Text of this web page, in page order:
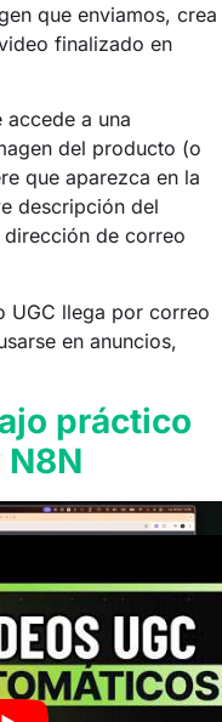
que enviamos, crea
finalizado en
accede a una
del producto (o
que aparezca en la
descripción del
de correo
UGC llega por correo
en anuncios,
práctico